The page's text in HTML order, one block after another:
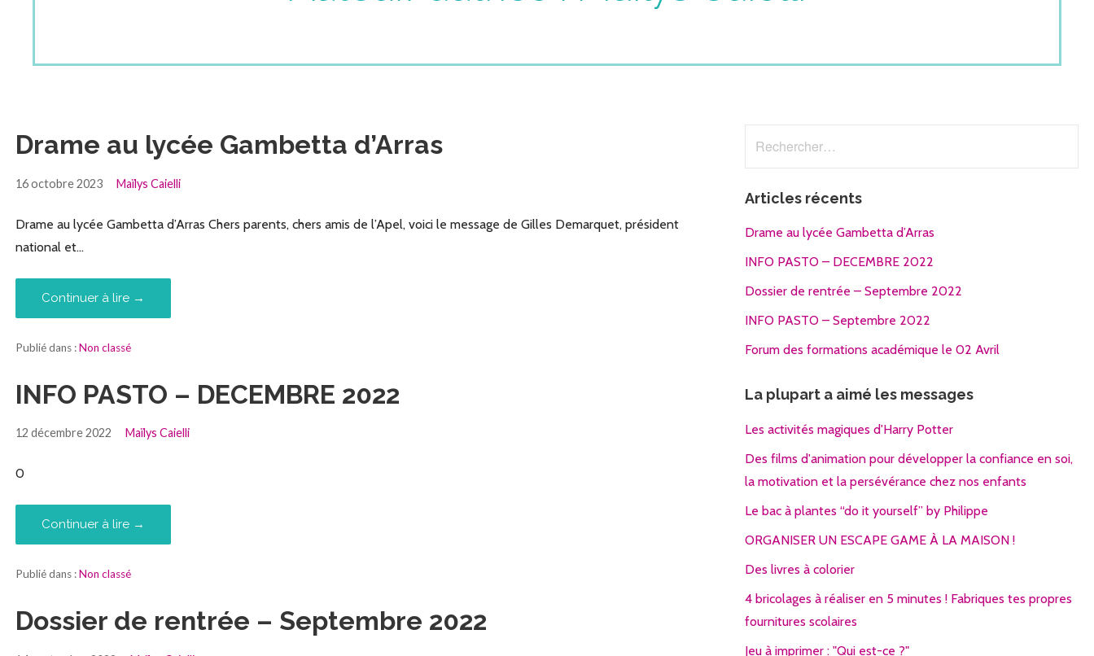
Drame au lycée Gambetta d’Arras
16 octobre 2023 Maïlys Caielli
Drame au lycée Gambetta d’Arras Chers parents, chers amis de l’Apel, voici le message de Gilles Demarquet, président
national et…
Continuer à lire →
Publié dans :Non classé
INFO PASTO – DECEMBRE 2022
12 décembre 2022 Maïlys Caielli
0
Continuer à lire →
Publié dans :Non classé
Dossier de rentrée – Septembre 2022
Articles récents
Drame au lycée Gambetta d’Arras
INFO PASTO – DECEMBRE 2022
Dossier de rentrée – Septembre 2022
INFO PASTO – Septembre 2022
Forum des formations académique le 02 Avril
La plupart a aimé les messages
Les activités magiques d'Harry Potter
Des films d'animation pour développer la confiance en soi,
la motivation et la persévérance chez nos enfants
Le bac à plantes “do it yourself” by Philippe
ORGANISER UN ESCAPE GAME À LA MAISON !
Des livres à colorier
4 bricolages à réaliser en 5 minutes ! Fabriques tes propres
fournitures scolaires
Jeu à imprimer : "Qui est-ce ?"